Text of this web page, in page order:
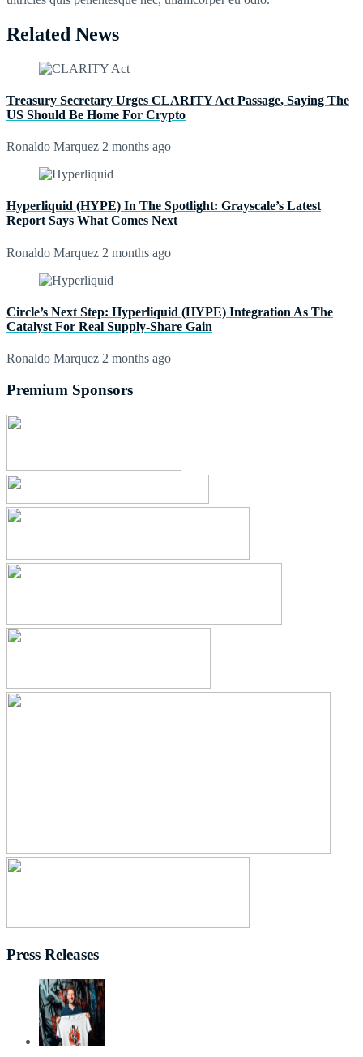
Related News
Treasury Secretary Urges CLARITY Act Passage, Saying The
US Should Be Home For Crypto
Ronaldo Marquez 2 months ago
Hyperliquid (HYPE) In The Spotlight: Grayscale’s Latest
Report Says What Comes Next
Ronaldo Marquez 2 months ago
Circle’s Next Step: Hyperliquid (HYPE) Integration As The
Catalyst For Real Supply-Share Gain
Ronaldo Marquez 2 months ago
Premium Sponsors
Press Releases